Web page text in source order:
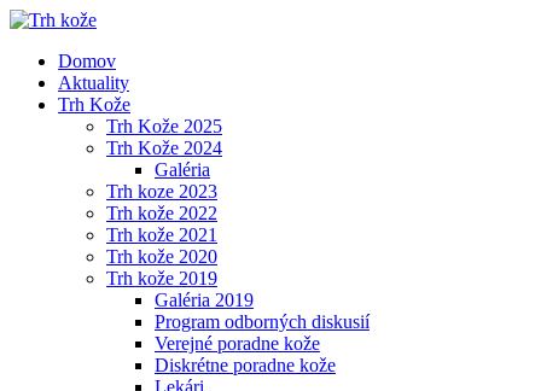
Domov
Aktuality
Trh Kože
Trh Kože 2025
Trh Kože 2024
Galéria
Trh koze 2023
Trh kože 2022
Trh kože 2021
Trh kože 2020
Trh kože 2019
Galéria 2019
Program odborných diskusií
Verejné poradne kože
Diskrétne poradne kože
Lekári